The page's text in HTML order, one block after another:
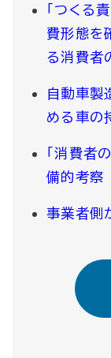
「つくる
費形態を
る消費者
自動車製
める車の
「消費者
備的考察
事業者側